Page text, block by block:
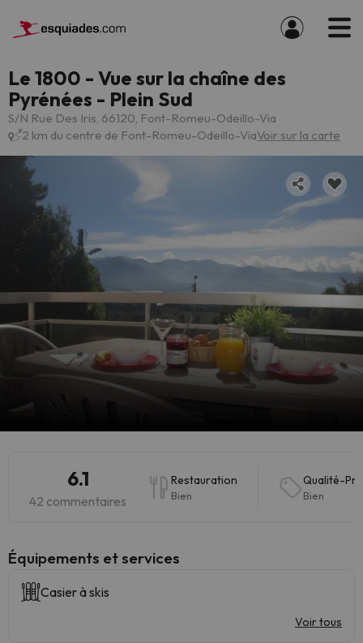
Le 1800 - Vue sur la chaîne des
Pyrénées - Plein Sud
S/N Rue Des Iris, 66120, Font-Romeu-Odeillo-Via
2 km du centre de Font-Romeu-Odeillo-ViaVoir sur la carte
6.1
42 commentaires
Restauration
Bien
Qualité-
Bien
​Équipements et services
Casier à skis
Voir tous